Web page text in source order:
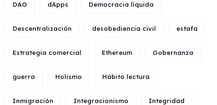
DAO dApps Democracia líquida
Descentralización desobediencia civil estafa
Estrategia comercial Ethereum Gobernanza
guerra Holismo Hábito lectura
Inmigración Integracionismo Integridad